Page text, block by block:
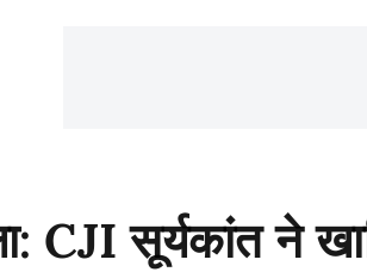
CJI सूर्यकांत ने